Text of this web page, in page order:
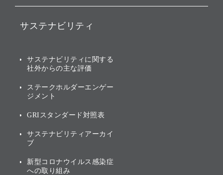
バリュー
ソフトバンクグループの歩
[AI] What dreams are made
その他
グループ企業一覧
IRカレンダー
業績・財務
アニュアルレポート
株主・投資家情報（IR）に
サステナビリティ
トップメッセージ
サステナビリティの考え方
ガバナンス
投資先のサステナビリティ
サステナビリティに関する
社外からの主な評価
ステークホルダーエンゲー
ジメント
GRIスタンダード対照表
サステナビリティアーカイ
ブ
新型コロナウイルス感染症
への取り組み